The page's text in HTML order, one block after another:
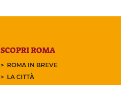
SCOPRI ROMA
ROMA IN BREVE
LA CITTÀ